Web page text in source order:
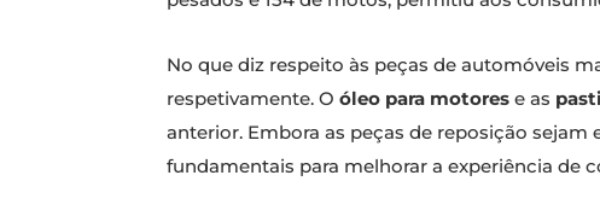
No que diz respeito às peças de automóveis
respetivamente. O óleo para motores e as
anterior. Embora as peças de reposição
fundamentais para melhorar a experiência de